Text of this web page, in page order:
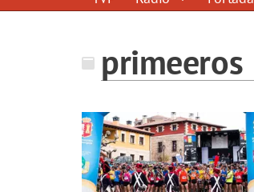
primeeros